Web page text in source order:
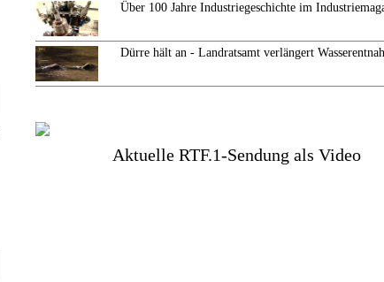
Über 100 Jahre Industriegeschichte im
Dürre hält an - Landratsamt verlängert
Aktuelle RTF.1-Sendung als Video